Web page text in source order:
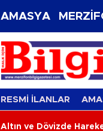
AMASYA
RESMİ İLANLAR
Altın ve Dövizde